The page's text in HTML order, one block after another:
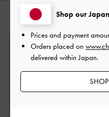
おすす
Shop our
Prices and payment
Orders placed on
delivered within Japan.